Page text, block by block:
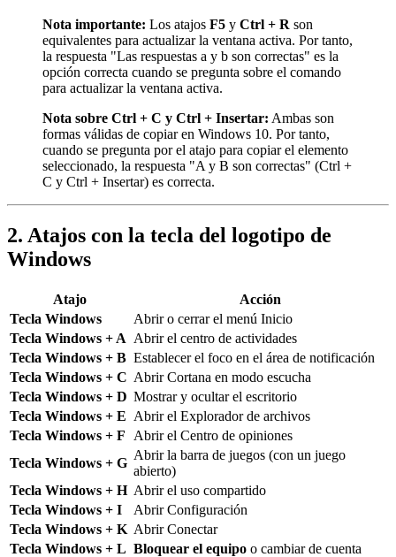
Nota importante: Los atajos F5 y Ctrl + R son
equivalentes para actualizar la ventana activa. Por tanto,
la respuesta "Las respuestas a y b son correctas" es la
opción correcta cuando se pregunta sobre el comando
para actualizar la ventana activa.
Nota sobre Ctrl + C y Ctrl + Insertar: Ambas son
formas válidas de copiar en Windows 10. Por tanto,
cuando se pregunta por el atajo para copiar el elemento
seleccionado, la respuesta "A y B son correctas" (Ctrl +
C y Ctrl + Insertar) es correcta.
2. Atajos con la tecla del logotipo de
Windows
Atajo
Acción
Tecla Windows
Abrir o cerrar el menú Inicio
Tecla Windows + A Abrir el centro de actividades
Tecla Windows + B Establecer el foco en el área de notificación
Tecla Windows + C Abrir Cortana en modo escucha
Tecla Windows + D Mostrar y ocultar el escritorio
Tecla Windows + E Abrir el Explorador de archivos
Tecla Windows + F
Abrir el Centro de opiniones
Tecla Windows + G
Abrir la barra de juegos (con un juego
abierto)
Tecla Windows + H Abrir el uso compartido
Tecla Windows + I
Abrir Configuración
Tecla Windows + K Abrir Conectar
Tecla Windows + L Bloquear el equipo o cambiar de cuenta